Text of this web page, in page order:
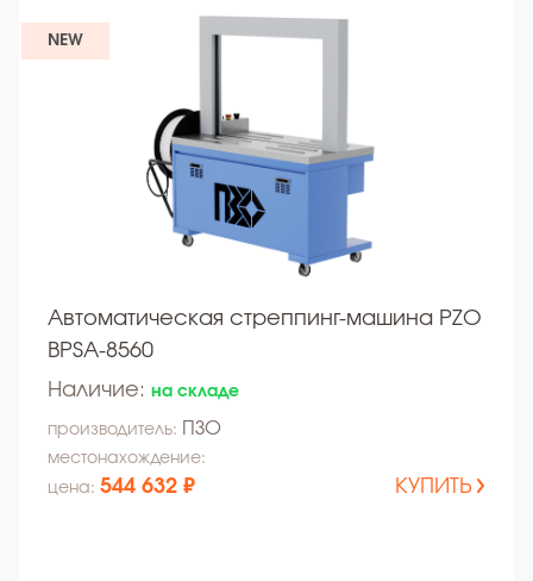
NEW
Автоматическая стреппинг-машина PZO
BPSA-8560
Наличие: на складе
производитель: ПЗО
местонахождение:
цена: 544 632 ₽ КУПИТЬ